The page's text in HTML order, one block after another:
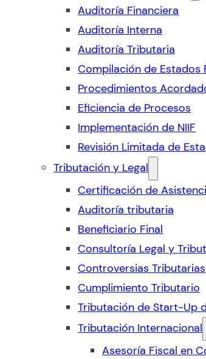
Auditoría Financiera
Auditoría Interna
Auditoría Tributaria
Compilación de Estados
Procedimientos
Eficiencia de Procesos
Implementación de NIIF
Revisión Limitada de
Tributación y Legal
Certificación de
Auditoría tributaria
Beneficiario Final
Consultoría Legal y
Controversias Tributarias
Cumplimiento Tributario
Tributación de Start-Up
Tributación Internacional
Asesoría Fiscal en